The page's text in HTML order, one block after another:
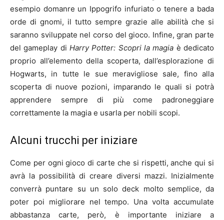
esempio domanre un Ippogrifo infuriato o tenere a bada
orde di gnomi, il tutto sempre grazie alle abilità che si
saranno sviluppate nel corso del gioco. Infine, gran parte
del gameplay di Harry Potter: Scopri la magia è dedicato
proprio all’elemento della scoperta, dall’esplorazione di
Hogwarts, in tutte le sue meravigliose sale, fino alla
scoperta di nuove pozioni, imparando le quali si potrà
apprendere sempre di più come padroneggiare
correttamente la magia e usarla per nobili scopi.
Alcuni trucchi per iniziare
Come per ogni gioco di carte che si rispetti, anche qui si
avrà la possibilità di creare diversi mazzi. Inizialmente
converrà puntare su un solo deck molto semplice, da
poter poi migliorare nel tempo. Una volta accumulate
abbastanza carte, però, è importante iniziare a